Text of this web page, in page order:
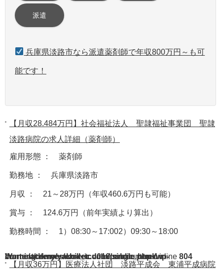
派遣
兵庫県淡路市なら派遣薬剤師で年収800万円～も可
能です！
【月収28.484万円】社会福祉法人 聖隷福祉事業団 聖隷
淡路病院の求人詳細（薬剤師）
雇用形態 ： 薬剤師
勤務地 ： 兵庫県淡路市
月収 ： 21～28万円（年収460.6万円も可能）
賞与 ： 124.6万円（前年実績より算出）
勤務時間 ： 1）08:30～17:002）09:30～18:00
Warning: A non-numeric value encountered in
/home/acdmy/yaku-rec.com/public_html/wp-content/themes/chill_tcd016/single.phpon line 804
【月収36万円】医療法人社団 淡路平成会 東浦平成病院